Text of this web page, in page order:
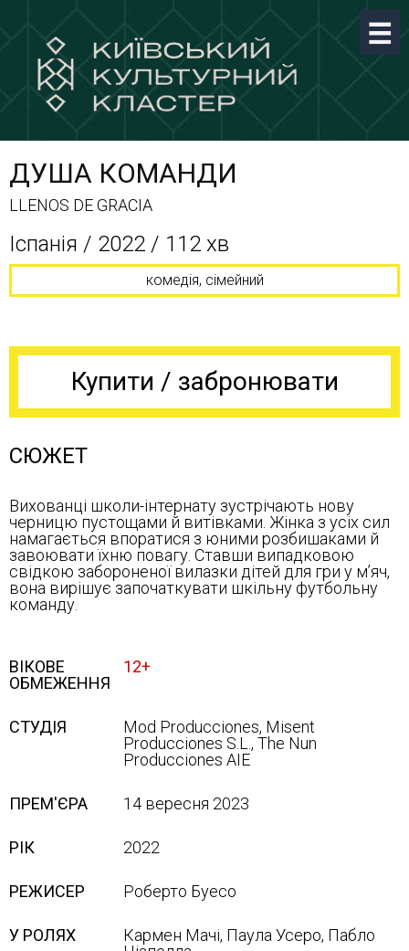
ДУША КОМАНДИ
LLENOS DE GRACIA
Іспанія / 2022 / 112 хв
комедія, сімейний
Купити / забронювати
СЮЖЕТ
Вихованці школи-інтернату зустрічають нову
черницю пустощами й витівками. Жінка з усіх сил
намагається впоратися з юними розбишаками й
завоювати їхню повагу. Ставши випадковою
свідкою забороненої вилазки дітей для гри у м’яч,
вона вирішує започаткувати шкільну футбольну
команду.
ВІКОВЕ
ОБМЕЖЕННЯ
12+
СТУДІЯ
Mod Producciones, Misent
Producciones S.L., The Nun
Producciones AIE
ПРЕМ'ЄРА 14 вересня 2023
РІК 2022
РЕЖИСЕР Роберто Буесо
У РОЛЯХ
Кармен Мачі, Паула Усеро, Пабло